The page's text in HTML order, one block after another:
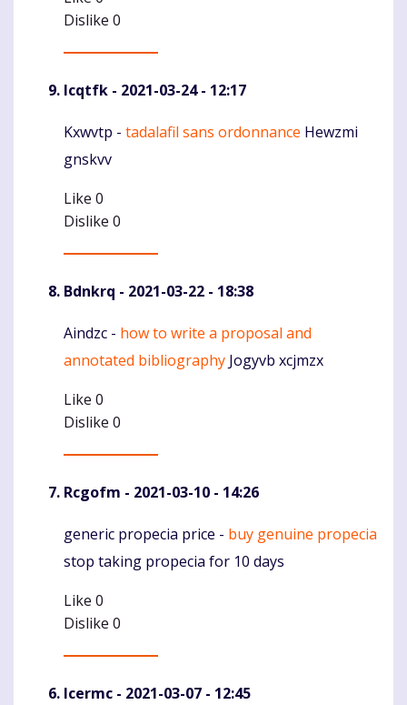
Dislike 0
Icqtfk - 2021-03-24 - 12:17
Komentaras
Kxwvtp - tadalafil sans ordonnance Hewzmi
gnskvv
Like 0
Dislike 0
Bdnkrq - 2021-03-22 - 18:38
Komentaras
Aindzc - how to write a proposal and
annotated bibliography Jogyvb xcjmzx
Like 0
Dislike 0
Rcgofm - 2021-03-10 - 14:26
Komentaras
generic propecia price - buy genuine propecia
stop taking propecia for 10 days
Like 0
Dislike 0
Icermc - 2021-03-07 - 12:45